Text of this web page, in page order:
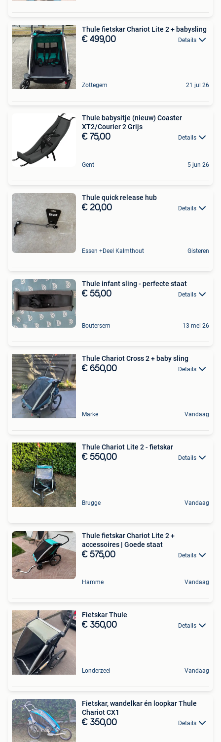
Thule fietskar Chariot Lite 2 + babysling
€ 499,00 Details
Zottegem 21 jul 26
Thule babysitje (nieuw) Coaster
XT2/Courier 2 Grijs
€ 75,00 Details
Gent 5 jun 26
Thule quick release hub
€ 20,00 Details
Essen +Deel Kalmthout Gisteren
Thule infant sling - perfecte staat
€ 55,00 Details
Boutersem 13 mei 26
Thule Chariot Cross 2 + baby sling
€ 650,00 Details
Marke Vandaag
Thule Chariot Lite 2 - fietskar
€ 550,00 Details
Brugge Vandaag
Thule fietskar Chariot Lite 2 +
accessoires | Goede staat
€ 575,00 Details
Hamme Vandaag
Fietskar Thule
€ 350,00 Details
Londerzeel Vandaag
Fietskar, wandelkar én loopkar Thule
Chariot CX1
€ 350,00 Details